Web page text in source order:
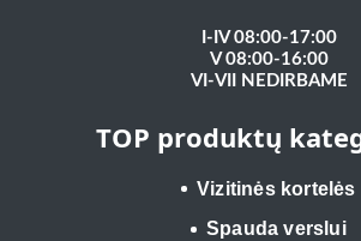
I-IV 08:00-17:00
V 08:00-16:00
VI-VII NEDIRBAME
TOP produktų
Vizitinės kortelės
Spauda verslui